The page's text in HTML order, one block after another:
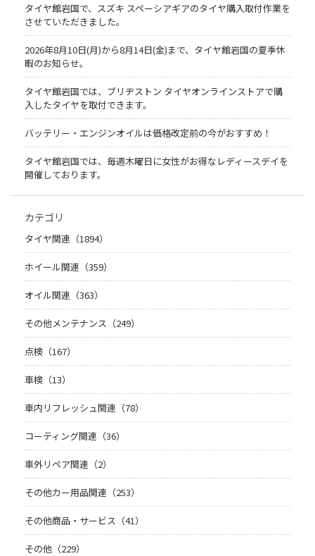
タイヤ館岩国で、スズキ スペーシアギアのタイヤ購入取付作業を
させていただきました。
2026年8月10日(月)から8月14日(金)まで、タイヤ館岩国の夏季休
暇のお知らせ。
タイヤ館岩国では、ブリヂストン タイヤオンラインストアで購
入したタイヤを取付できます。
バッテリー・エンジンオイルは価格改定前の今がおすすめ！
タイヤ館岩国では、毎週木曜日に女性がお得なレディースデイを
開催しております。
カテゴリ
タイヤ関連（1894）
ホイール関連（359）
オイル関連（363）
その他メンテナンス（249）
点検（167）
車検（13）
車内リフレッシュ関連（78）
コーティング関連（36）
車外リペア関連（2）
その他カー用品関連（253）
その他商品・サービス（41）
その他（229）